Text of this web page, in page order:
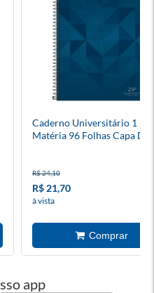
Caderno Universitário 1
Matéria 96 Folhas Capa
R$ 24,10
R$ 21,70
à vista
app